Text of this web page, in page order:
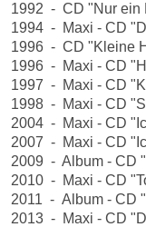
1992 - CD "Nur ein
1994 - Maxi - CD
1996 - CD "Kleine
1996 - Maxi - CD
1997 - Maxi - CD
1998 - Maxi - CD
2004 - Maxi - CD
2007 - Maxi - CD
2009 - Album - CD
2010 - Maxi - CD
2011 - Album - CD
2013 - Maxi - CD